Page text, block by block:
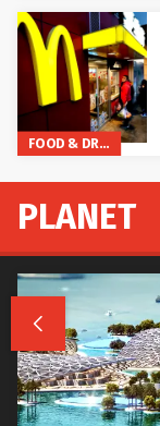
FOOD & DRINKS
PLANET
